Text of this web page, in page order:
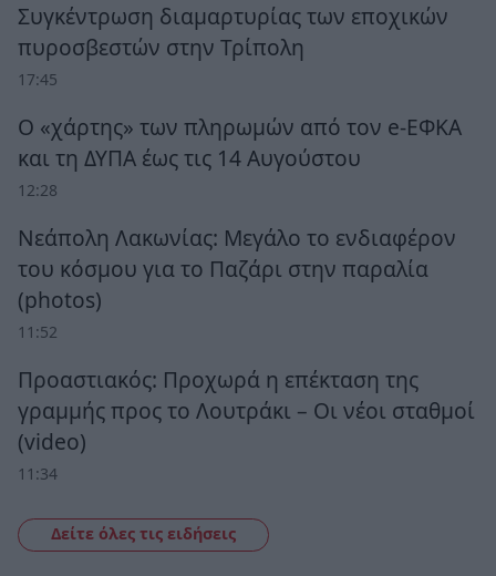
Συγκέντρωση διαμαρτυρίας των εποχικών
πυροσβεστών στην Τρίπολη
17:45
Ο «χάρτης» των πληρωμών από τον e-ΕΦΚΑ
και τη ΔΥΠΑ έως τις 14 Αυγούστου
12:28
Νεάπολη Λακωνίας: Μεγάλο το ενδιαφέρον
του κόσμου για το Παζάρι στην παραλία
(photos)
11:52
Προαστιακός: Προχωρά η επέκταση της
γραμμής προς το Λουτράκι – Οι νέοι σταθμοί
(video)
11:34
Δείτε όλες τις ειδήσεις